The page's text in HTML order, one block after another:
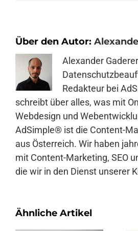
Über den Autor:
Alexander
Redakteur bei
schreibt über alles, was mit
Webdesign und
AdSimple® ist die Content-
aus Österreich. Wir haben
mit Content-Marketing, SEO
die wir in den Dienst unserer
Ähnliche Artikel